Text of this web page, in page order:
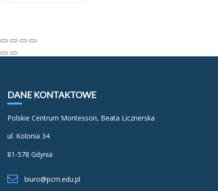
DANE KONTAKTOWE
Polskie Centrum Montessori, Beata Licznerska
ul. Kolonia 34
81-578 Gdynia
biuro@pcm.edu.pl